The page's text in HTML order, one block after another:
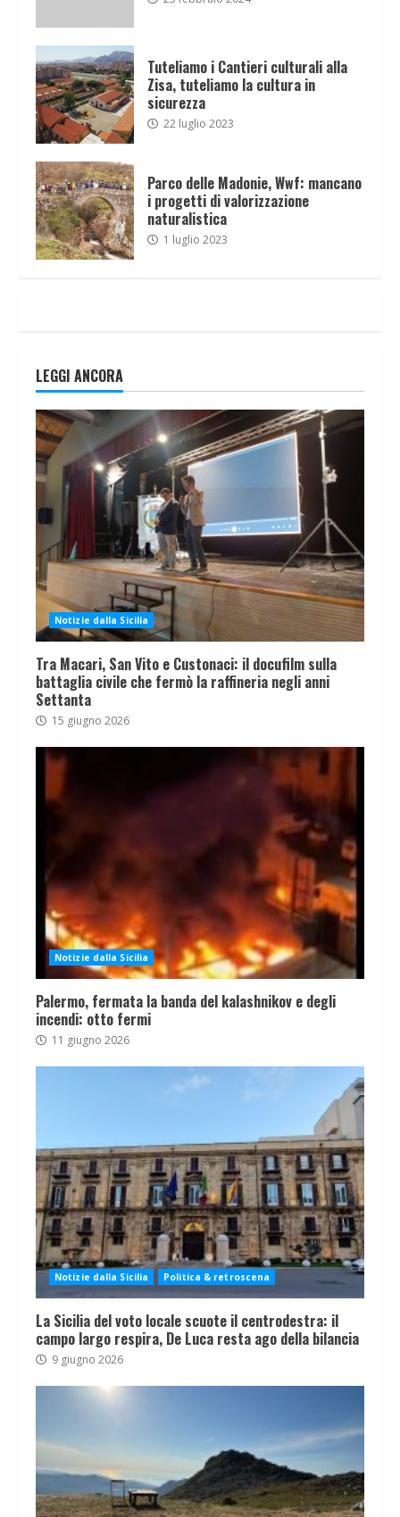
Tuteliamo i Cantieri culturali alla
Zisa, tuteliamo la cultura in
sicurezza
22 luglio 2023
Parco delle Madonie, Wwf: mancano
i progetti di valorizzazione
naturalistica
1 luglio 2023
LEGGI ANCORA
Notizie dalla Sicilia
Tra Macari, San Vito e Custonaci: il docufilm sulla
battaglia civile che fermò la raffineria negli anni
Settanta
15 giugno 2026
Notizie dalla Sicilia
Palermo, fermata la banda del kalashnikov e degli
incendi: otto fermi
11 giugno 2026
Notizie dalla Sicilia Politica & retroscena
La Sicilia del voto locale scuote il centrodestra: il
campo largo respira, De Luca resta ago della bilancia
9 giugno 2026